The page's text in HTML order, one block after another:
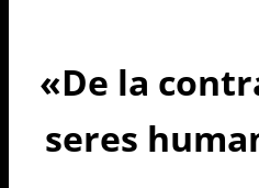
«De la
seres